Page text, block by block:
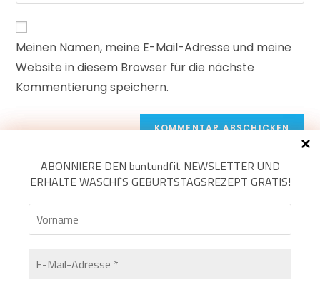
ABONNIERE DEN buntundfit NEWSLETTER UND
ERHALTE WASCHI`S GEBURTSTAGSREZEPT GRATIS!
Vorname
Mail-
ABONNIERE DEN buntundfit NEWSLETTER UND
ERHALTE WASCHI`S GEBURTSTAGSREZEPT GRATIS!
Vorname
Mail-
Meinen Namen, meine E-Mail-Adresse und meine
Website in diesem Browser für die nächste
Kommentierung speichern.